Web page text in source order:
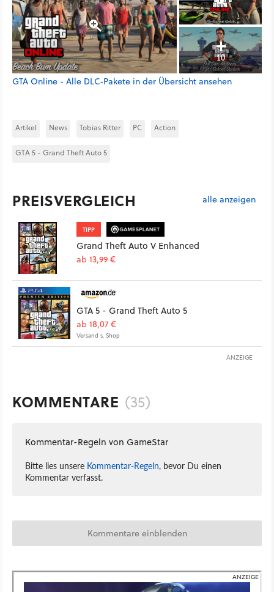
10
GTA Online - Alle DLC-Pakete in der Übersicht ansehen
Artikel News Tobias Ritter PC Action
GTA 5 - Grand Theft Auto 5
PREISVERGLEICH alle anzeigen
TIPP
Grand Theft Auto V Enhanced
ab 13,99 €
GTA 5 - Grand Theft Auto 5
ab 18,07 €
Versand s. Shop
ANZEIGE
KOMMENTARE (35)
Kommentar-Regeln von GameStar
Bitte lies unsere Kommentar-Regeln, bevor Du einen
Kommentar verfasst.
Kommentare einblenden